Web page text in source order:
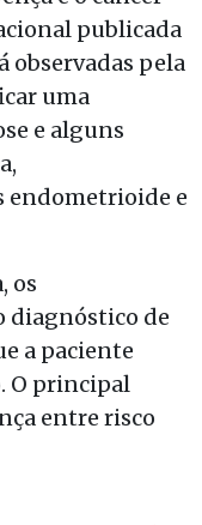
publicada
observadas pela
uma
e alguns
endometrioide e
os
diagnóstico de
a paciente
O principal
entre risco